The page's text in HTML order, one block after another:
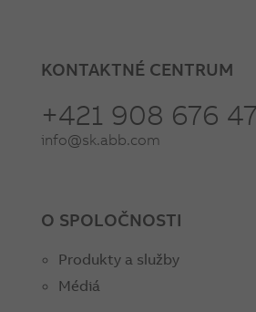
KONTAKTNÉ CENTRUM
+421 908 676
info@sk.abb.com
O SPOLOČNOSTI
Produkty a služby
Médiá